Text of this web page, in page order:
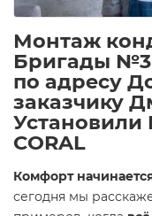
Монтаж
Бригады
по адресу
заказчику
Установили
CORAL
Комфорт
сегодня мы